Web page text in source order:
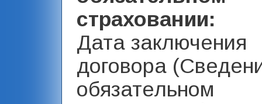
страховании:
Дата заключения
договора
обязательном